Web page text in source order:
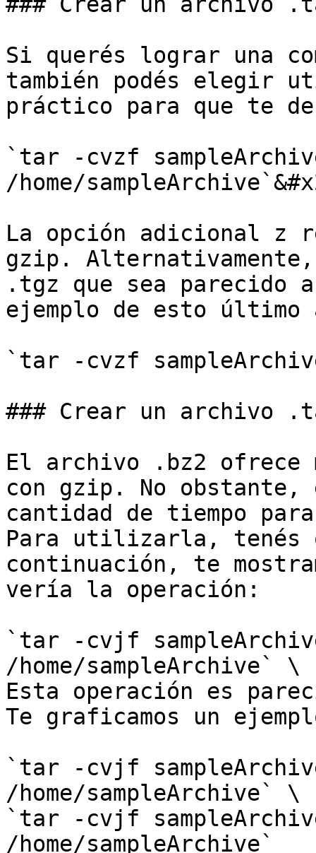
Si querés lograr una
también podés elegir
práctico para que te
`tar -cvzf
/home/
La opción adicional z
gzip.
.tgz que sea parecido
ejemplo de esto último
`tar -cvzf
### Crear un archivo
El archivo .bz2 ofrece
con gzip. No obstante,
cantidad de tiempo
Para utilizarla, tenés
continuación, te
vería la operación:
`tar -cvjf
/home/sampleArchive` \
Esta operación es
Te graficamos un
`tar -cvjf
/home/sampleArchive` \
`tar -cvjf
/home/sampleArchive`